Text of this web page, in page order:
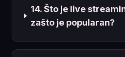
14. Što je live
zašto je popularan?